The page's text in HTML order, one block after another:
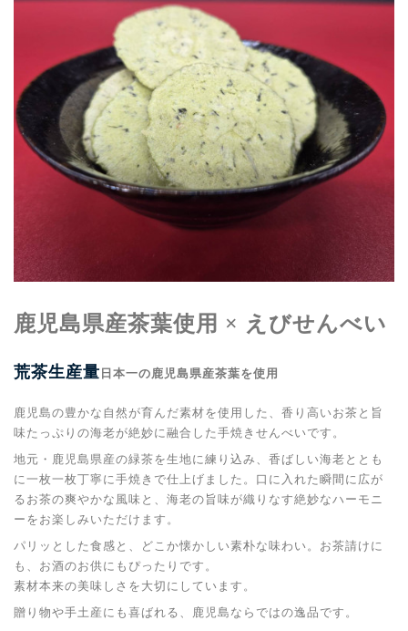
鹿児島県産茶葉使用 × えびせんべい
荒茶生産量 日本一の鹿児島県産茶葉を使用
鹿児島の豊かな自然が育んだ素材を使用した、香り高いお茶と旨
味たっぷりの海老が絶妙に融合した手焼きせんべいです。
地元・鹿児島県産の緑茶を生地に練り込み、香ばしい海老ととも
に一枚一枚丁寧に手焼きで仕上げました。口に入れた瞬間に広が
るお茶の爽やかな風味と、海老の旨味が織りなす絶妙なハーモニ
ーをお楽しみいただけます。
パリッとした食感と、どこか懐かしい素朴な味わい。お茶請けに
も、お酒のお供にもぴったりです。
素材本来の美味しさを大切にしています。
贈り物や手土産にも喜ばれる、鹿児島ならではの逸品です。